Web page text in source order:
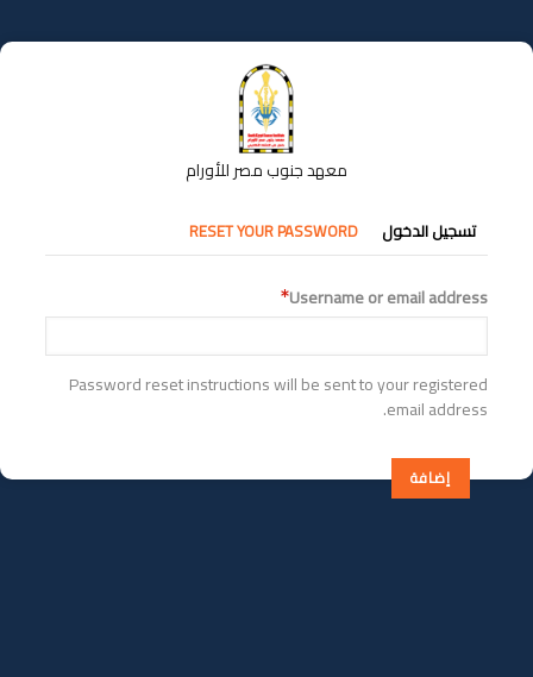
إلى
المحتوى
معهد جنوب مصر للأورام
التبويبات
الأساسية
تسجيل الدخول RESET YOUR PASSWORD
Username or email address
Password reset instructions will be sent to your registered
email address.